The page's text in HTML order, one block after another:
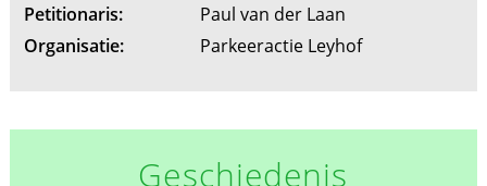
Petitionaris:
Paul van der Laan
Organisatie:
Parkeeractie Leyhof
Geschiedenis